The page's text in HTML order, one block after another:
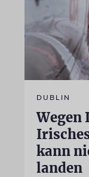
DUBLIN
kann
landen